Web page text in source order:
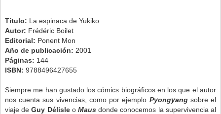
Título: La espinaca de Yukiko
Autor: Frédéric Boilet
Editorial: Ponent Mon
Año de publicación: 2001
Páginas: 144
ISBN: 9788496427655
Siempre me han gustado los cómics biográficos en los que el autor
nos cuenta sus vivencias, como por ejemplo Pyongyangsobre el
viaje deGuy DélisleoMaus donde conocemos la supervivencia al